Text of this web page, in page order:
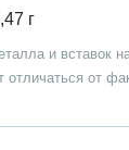
г
и вставок
от